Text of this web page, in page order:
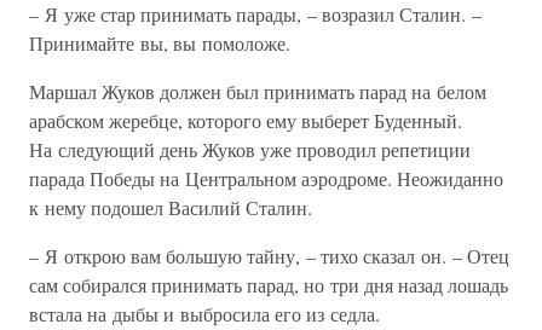
– Я уже стар принимать парады, – возразил Сталин. –
Принимайте вы, вы помоложе.
Маршал Жуков должен был принимать парад на белом
арабском жеребце, которого ему выберет Буденный.
На следующий день Жуков уже проводил репетиции
парада Победы на Центральном аэродроме. Неожиданно
к нему подошел Василий Сталин.
– Я открою вам большую тайну, – тихо сказал он. – Отец
сам собирался принимать парад, но три дня назад лошадь
встала на дыбы и выбросила его из седла.